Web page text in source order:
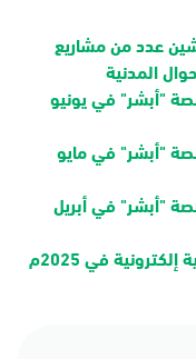
عدد من مشاريع
المدنية
منصة "أبشر" في يونيو
منصة "أبشر" في مايو
منصة "أبشر" في أبريل